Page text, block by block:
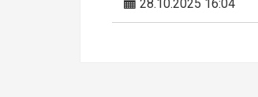
28.10.2025 16:04